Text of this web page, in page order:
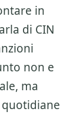
in
di CIN
non e
ma